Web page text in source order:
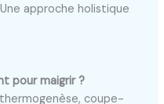
approche holistique
pour maigrir ?
coupe-